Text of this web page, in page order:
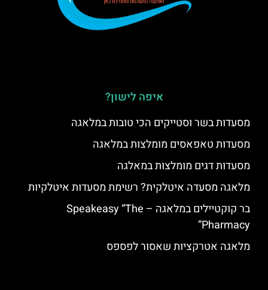
איפה לישון?
מסעדות בשר וסטייקים הכי טובות במלאגה
מסעדות טאפאסים מומלצות במלאגה
מסעדות דגים מומלצות במאלגה
מלאגה מסעדה איטלקית? רשימת מסעדות איטלקיות
בר קוקטיילים במלאגה – Speakeasy “The
Pharmacy”
מלאגה אטרקציות שאסור לפספס